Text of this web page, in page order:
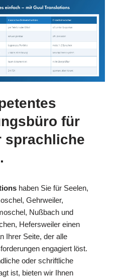
für
sprachliche
haben Sie für Seelen,
Gehrweiler,
Nußbach und
Hefersweiler einen
Ihrer Seite, der alle
engagiert löst.
oder schriftliche
ist, bieten wir Ihnen